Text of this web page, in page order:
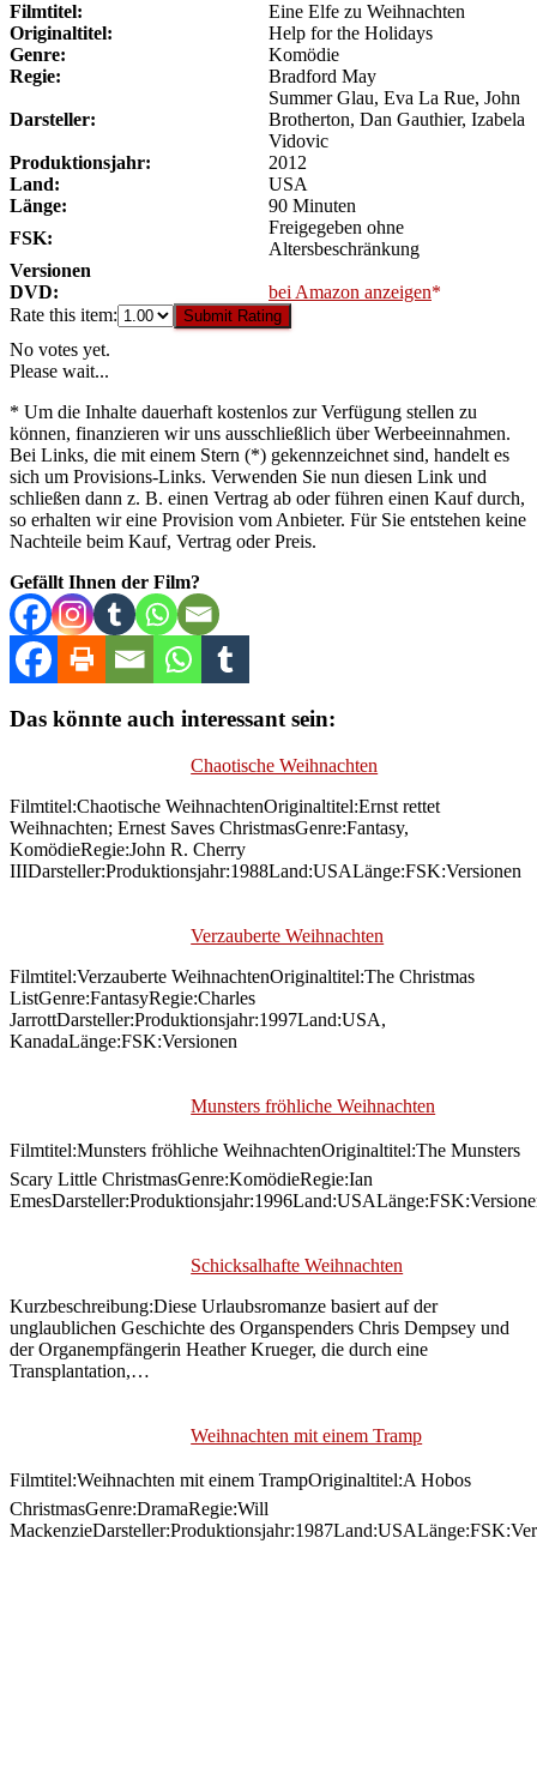
Filmtitel:
Eine Elfe zu Weihnachten
Originaltitel:
Help for the Holidays
Genre:
Komödie
Regie:
Bradford May
Darsteller:
Summer Glau, Eva La Rue, John
Brotherton, Dan Gauthier, Izabela
Vidovic
Produktionsjahr:
2012
Land:
USA
Länge:
90 Minuten
FSK:
Freigegeben ohne
Altersbeschränkung
Versionen
DVD:
bei Amazon anzeigen
Rate this item:
Submit Rating
No votes yet.
Please wait...
* Um die Inhalte dauerhaft kostenlos zur Verfügung stellen zu
können, finanzieren wir uns ausschließlich über Werbeeinnahmen.
Bei Links, die mit einem Stern (*) gekennzeichnet sind, handelt es
sich um Provisions-Links. Verwenden Sie nun diesen Link und
schließen dann z. B. einen Vertrag ab oder führen einen Kauf durch,
so erhalten wir eine Provision vom Anbieter. Für Sie entstehen keine
Nachteile beim Kauf, Vertrag oder Preis.
Gefällt Ihnen der Film?
Das könnte auch interessant sein:
Chaotische Weihnachten
Filmtitel:Chaotische WeihnachtenOriginaltitel:Ernst rettet
Weihnachten; Ernest Saves ChristmasGenre:Fantasy,
KomödieRegie:John R. Cherry
IIIDarsteller:Produktionsjahr:1988Land:USALänge:FSK:Versionen
Verzauberte Weihnachten
Filmtitel:Verzauberte WeihnachtenOriginaltitel:The Christmas
ListGenre:FantasyRegie:Charles
JarrottDarsteller:Produktionsjahr:1997Land:USA,
KanadaLänge:FSK:Versionen
Munsters fröhliche Weihnachten
Filmtitel:Munsters fröhliche WeihnachtenOriginaltitel:The Munsters
Scary Little ChristmasGenre:KomödieRegie:Ian
Schicksalhafte Weihnachten
Kurzbeschreibung:Diese Urlaubsromanze basiert auf der
unglaublichen Geschichte des Organspenders Chris Dempsey und
der Organempfängerin Heather Krueger, die durch eine
Transplantation,…
Weihnachten mit einem Tramp
Filmtitel:Weihnachten mit einem TrampOriginaltitel:A Hobos
ChristmasGenre:DramaRegie:Will